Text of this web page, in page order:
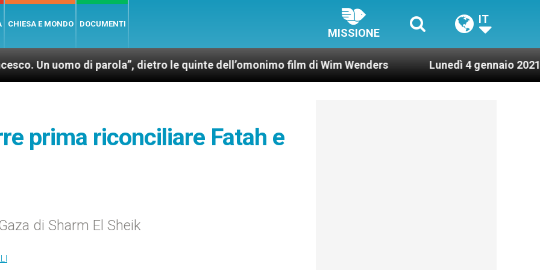
CHIESA E MONDO DOCUMENTI
MISSIONE
IT
di parola”, dietro le quinte dell’omonimo film di Wim Wenders Lunedì 4 gennaio 2021:
prima riconciliare Fatah e
di Sharm El Sheik